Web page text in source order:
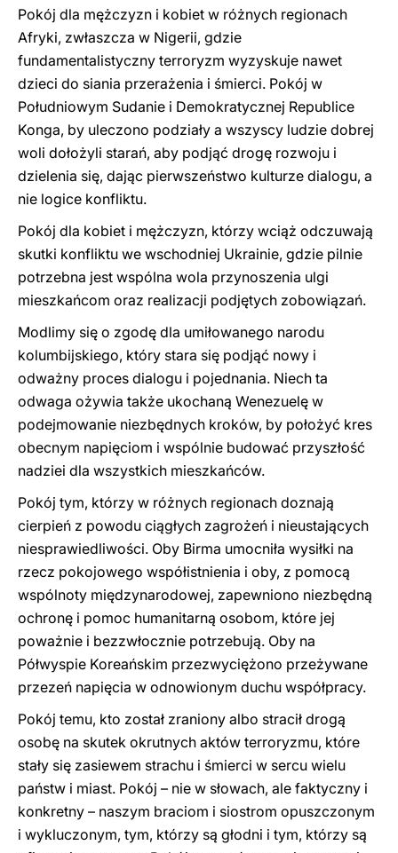
Pokój dla mężczyzn i kobiet w różnych regionach
Afryki, zwłaszcza w Nigerii, gdzie
fundamentalistyczny terroryzm wyzyskuje nawet
dzieci do siania przerażenia i śmierci. Pokój w
Południowym Sudanie i Demokratycznej Republice
Konga, by uleczono podziały a wszyscy ludzie dobrej
woli dołożyli starań, aby podjąć drogę rozwoju i
dzielenia się, dając pierwszeństwo kulturze dialogu, a
nie logice konfliktu.
Pokój dla kobiet i mężczyzn, którzy wciąż odczuwają
skutki konfliktu we wschodniej Ukrainie, gdzie pilnie
potrzebna jest wspólna wola przynoszenia ulgi
mieszkańcom oraz realizacji podjętych zobowiązań.
Modlimy się o zgodę dla umiłowanego narodu
kolumbijskiego, który stara się podjąć nowy i
odważny proces dialogu i pojednania. Niech ta
odwaga ożywia także ukochaną Wenezuelę w
podejmowanie niezbędnych kroków, by położyć kres
obecnym napięciom i wspólnie budować przyszłość
nadziei dla wszystkich mieszkańców.
Pokój tym, którzy w różnych regionach doznają
cierpień z powodu ciągłych zagrożeń i nieustających
niesprawiedliwości. Oby Birma umocniła wysiłki na
rzecz pokojowego współistnienia i oby, z pomocą
wspólnoty międzynarodowej, zapewniono niezbędną
ochronę i pomoc humanitarną osobom, które jej
poważnie i bezzwłocznie potrzebują. Oby na
Półwyspie Koreańskim przezwyciężono przeżywane
przezeń napięcia w odnowionym duchu współpracy.
Pokój temu, kto został zraniony albo stracił drogą
osobę na skutek okrutnych aktów terroryzmu, które
stały się zasiewem strachu i śmierci w sercu wielu
państw i miast. Pokój – nie w słowach, ale faktyczny i
konkretny – naszym braciom i siostrom opuszczonym
i wykluczonym, tym, którzy są głodni i tym, którzy są